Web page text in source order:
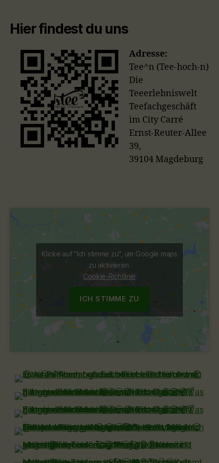
Hier findest du uns
Adresse:
Tee^n (Tee-hoch-n)
Die
Teeerlebniswelt
Teefachgeschäft
im City Carré
Ernst-Reuter-Allee
39,
39104 Magdeburg
Klicke auf "Ich stimme zu", um Google maps
zu aktivieren
Cookie-Richtlinie
ICH STIMME ZU